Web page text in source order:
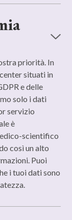
priorità. In
situati in
e delle
solo i dati
servizio
è
scientifico
così un alto
Puoi
i tuoi dati sono